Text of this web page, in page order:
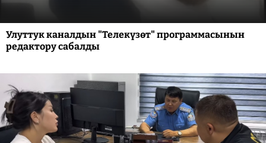
Улуттук каналдын "Телекүзөт" программасынын
редактору сабалды